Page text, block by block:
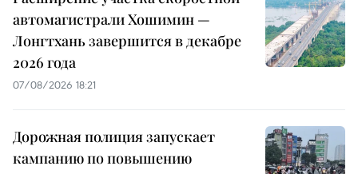
автомагистрали Хошимин —
Лонгтхань завершится в декабре
2026 года
07/08/2026 18:21
Дорожная полиция запускает
кампанию по повышению